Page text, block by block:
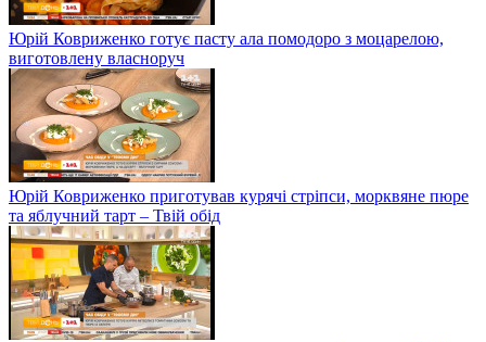
Юрій Ковриженко готує пасту ала помодоро з моцарелою,
виготовлену власноруч
Юрій Ковриженко приготував курячі стріпси, морквяне пюре
та яблучний тарт – Твій обід